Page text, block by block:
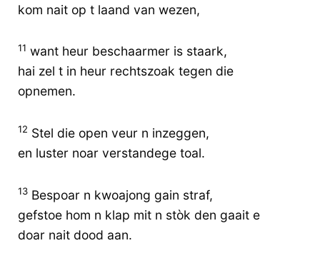
kom nait op t laand van wezen,
11 want heur beschaarmer is staark,
hai zel t in heur rechtszoak tegen die
opnemen.
12 Stel die open veur n inzeggen,
en luster noar verstandege toal.
13 Bespoar n kwoajong gain straf,
gefstoe hom n klap mit n stòk den gaait e
doar nait dood aan.